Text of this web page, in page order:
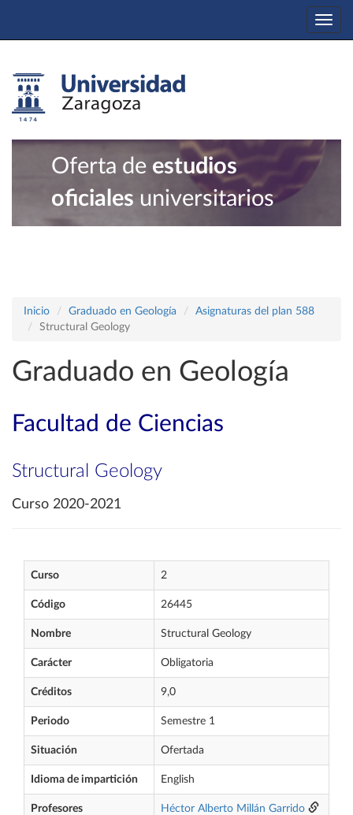
Oferta de estudios
oficiales universitarios
Inicio Graduado en Geología
Asignaturas del plan 588
Structural Geology
Graduado en Geología
Facultad de Ciencias
Structural Geology
Curso 2020-2021
Curso 2
Código 26445
Nombre Structural Geology
Carácter Obligatoria
Créditos 9,0
Periodo Semestre 1
Situación Ofertada
Idioma de impartición English
Profesores Héctor Alberto Millán Garrido